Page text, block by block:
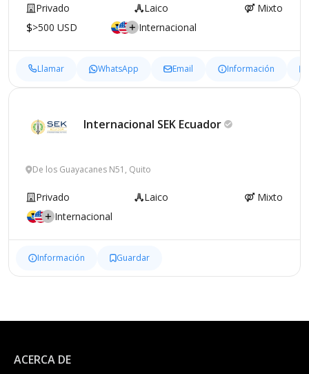
Privado Laico
Mixto
>500 USD
Internacional
Llamar WhatsApp Email Información
Internacional SEK Ecuador
De los Guayacanes N51, Quito
Privado Laico
Mixto
Internacional
Información Guardar
ACERCA DE